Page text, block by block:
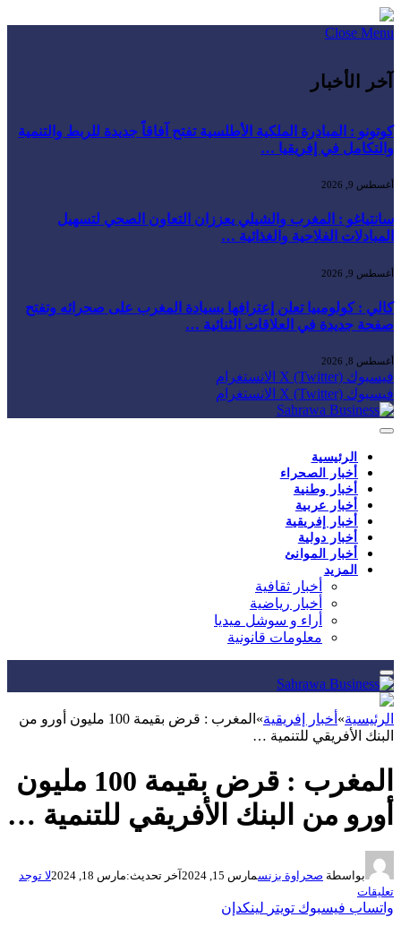
Close Menu
آخر الأخبار
كوتونو : المبادرة الملكية الأطلسية تفتح آفاقاً جديدة للربط والتنمية
والتكامل في إفريقيا …
أغسطس 9, 2026
سانتياغو : المغرب والشيلي يعززان التعاون الصحي لتسهيل
المبادلات الفلاحية والغذائية …
أغسطس 9, 2026
كالي : كولومبيا تعلن إعترافها بسيادة المغرب على صحرائه وتفتح
صفحة جديدة في العلاقات الثنائية …
أغسطس 8, 2026
فيسبوك X (Twitter) الانستغرام
فيسبوك X (Twitter) الانستغرام
الرئيسية
أخبار الصحراء
أخبار وطنية
أخبار عربية
أخبار إفريقية
أخبار دولية
أخبار الموانئ
المزيد
أخبار ثقافية
أخبار رياضية
أراء و سوشل ميديا
معلومات قانونية
الرئيسية» أخبار إفريقية»
المغرب : قرض بقيمة 100 مليون أورو من
البنك الأفريقي للتنمية …
المغرب : قرض بقيمة 100 مليون
أورو من البنك الأفريقي للتنمية …
بواسطة صحراوة بزنسمارس 15, 2024 آخر تحديث:مارس 18, 2024
لا توجد
تعليقات
واتساب فيسبوك تويتر لينكدإن